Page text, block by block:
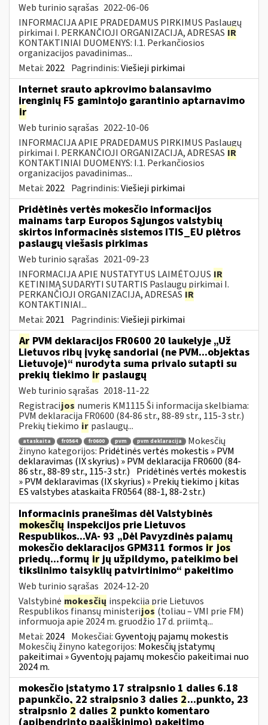
Web turinio sąrašas 2022-06-06
INFORMACIJA APIE PRADEDAMUS PIRKIMUS Paslaugų
pirkimai I. PERKANČIOJI ORGANIZACIJA, ADRESAS IR
KONTAKTINIAI DUOMENYS: I.1. Perkančiosios
organizacijos pavadinimas...
Metai: 2022 Pagrindinis:Viešieji pirkimai
Internet srauto apkrovimo balansavimo
įrenginių F5 gamintojo garantinio aptarnavimo
ir
Web turinio sąrašas 2022-10-06
INFORMACIJA APIE PRADEDAMUS PIRKIMUS Paslaugų
pirkimai I. PERKANČIOJI ORGANIZACIJA, ADRESAS IR
KONTAKTINIAI DUOMENYS: I.1. Perkančiosios
organizacijos pavadinimas...
Metai: 2022 Pagrindinis:Viešieji pirkimai
Pridėtinės vertės mokesčio informacijos
mainams tarp Europos Sąjungos valstybių
skirtos informacinės sistemos ITIS_EU plėtros
paslaugų viešasis pirkimas
Web turinio sąrašas 2021-09-23
INFORMACIJA APIE NUSTATYTUS LAIMĖTOJUS IR
KETINIMĄ SUDARYTI SUTARTIS Paslaugų pirkimai I.
PERKANČIOJI ORGANIZACIJA, ADRESAS IR
KONTAKTINIAI...
Metai: 2021 Pagrindinis:Viešieji pirkimai
Ar PVM deklaracijos FR0600 20 laukelyje „Už
Lietuvos ribų įvykę sandoriai (ne PVM...objektas
Lietuvoje)“ nurodyta suma privalo sutapti su
prekių tiekimo ir paslaugų
Web turinio sąrašas 2018-11-22
Registracijos numeris KM1115 Ši informacija skelbiama:
PVM deklaracija FR0600 (84-86 str., 88-89 str., 115-3 str.)
Prekių tiekimo ir paslaugų...
ataskaita fr0564 fr0600 pvm pvm deklaracija
Mokesčių
žinyno kategorijos: Pridėtinės vertės mokestis » PVM
deklaravimas (IX skyrius) » PVM deklaracija FR0600 (84-
86 str., 88-89 str., 115-3 str.) Pridėtinės vertės mokestis
» PVM deklaravimas (IX skyrius) » Prekių tiekimo į kitas
ES valstybes ataskaita FR0564 (88-1, 88-2 str.)
Informacinis pranešimas dėl Valstybinės
mokesčių inspekcijos prie Lietuvos
Respublikos...VA- 93 „Dėl Pavyzdinės pajamų
mokesčio deklaracijos GPM311 formos ir jos
priedų...formų irjų užpildymo, pateikimo bei
tikslinimo taisyklių patvirtinimo“ pakeitimo
Web turinio sąrašas 2024-12-20
Valstybinė mokesčių inspekcija prie Lietuvos
Respublikos finansų ministerijos (toliau – VMI prie FM)
informuoja apie 2024 m. gruodžio 17 d. priimtą...
Metai: 2024 Mokesčiai:Gyventojų pajamų mokestis
Mokesčių žinyno kategorijos: Mokesčių įstatymų
pakeitimai » Gyventojų pajamų mokesčio pakeitimai nuo
2024 m.
mokesčio įstatymo 17 straipsnio 1 dalies 6.18
papunkčio, 22 straipsnio 3 dalies 2...punkto, 23
straipsnio 2 dalies 2 punkto komentaro
(apibendrinto paaiškinimo) pakeitimo